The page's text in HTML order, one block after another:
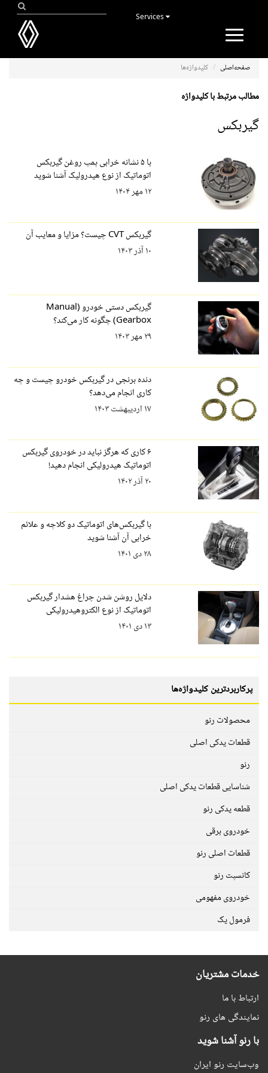
Toggle
صفحه‌اصلی کلیدواژه‌ها
مطالب مرتبط با کلیدواژه
گیربکس
با ۵ نشانه خرابی پمپ روغن گیربکس
اتوماتیک از نوع هیدرولیک آشنا شوید
۱۲ مهر ۱۴۰۴
گیربکس CVT چیست؟ مزایا و معایب آن
۱۰ آذر ۱۴۰۳
گیربکس دستی خودرو (Manual
Gearbox) چگونه کار می‌کند؟
۲۹ مهر ۱۴۰۳
دنده برنجی در گیربکس خودرو چیست و چه
کاری انجام می‌دهد؟
۱۷ اردیبهشت ۱۴۰۳
۶ کاری که هرگز نباید در خودروی گیربکس
اتوماتیک هیدرولیکی انجام دهید!
۲۰ آذر ۱۴۰۲
با گیربکس‌های اتوماتیک دو کلاچه و علائم
خرابی آن آشنا شوید
۲۸ دی ۱۴۰۱
دلایل روشن شدن چراغ هشدار گیربکس
اتوماتیک از نوع الکتروهیدرولیکی
۱۳ دی ۱۴۰۱
پرکاربردترین کلیدواژه‌ها
محصولات رنو
قطعات یدکی اصلی
رنو
شناسایی قطعات یدکی اصلی
قطعه یدکی رنو
خودروی برقی
قطعات اصلی رنو
کانسپت رنو
خودروی مفهومی
فرمول یک
خدمات مشتریان
ارتباط با ما
نمایندگی های رنو
با رنو آشنا شوید
وب‌سایت رنو ایران